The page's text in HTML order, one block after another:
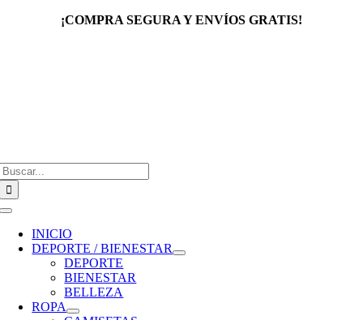
¡COMPRA SEGURA Y ENVÍOS GRATIS!
Toggle
Navigation
INICIO
DEPORTE / BIENESTAR
DEPORTE
BIENESTAR
BELLEZA
ROPA